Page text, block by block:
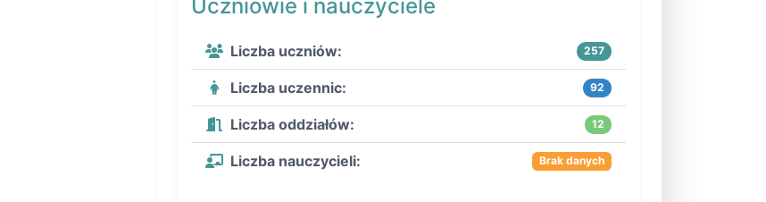
Uczniowie i nauczyciele
Liczba uczniów: 257
Liczba uczennic: 92
Liczba oddziałów: 12
Liczba nauczycieli: Brak danych